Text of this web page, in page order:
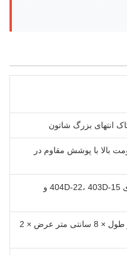
انتهای بزرگ شاتون
بالا با پوشش مقاوم در
موتورهای دیزل سری 404D‑22، 403D‑15 و
تقریبا 16 سانتی متر طول × 8 سانتی متر عرض × 2